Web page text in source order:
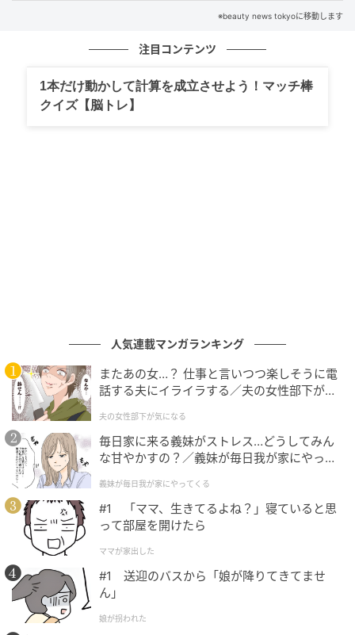
彼女からすると「彼氏に改善してほしい」という思い
はウンザリ」「あなたと付き合ってもいいことがな
い」といった意味に聞こえてしまうのです。
そうなると、彼氏は「彼女と本当に別れた方がいいか
「彼は私のこと本当に好き？」不倫中の女性
が“答え”を求めてしまう心理
の記事をもっとみる
※beauty news tokyoに移動します
注目コンテンツ
1本だけ動かして計算を成立させよう！マッチ棒
クイズ【脳トレ】
人気連載マンガランキング
またあの女…？ 仕事と言いつつ楽しそうに電
話する夫にイライラする／夫の女性部下が気
夫の女性部下が気になる
毎日家に来る義妹がストレス…どうしてみん
な甘やかすの？／義妹が毎日我が家にやって
が】
義妹が毎日我が家にやってくる
#1 「ママ、生きてるよね？」寝ていると思
って部屋を開けたら
ママが家出した
#1 送迎のバスから「娘が降りてきてませ
ん」
娘が拐われた